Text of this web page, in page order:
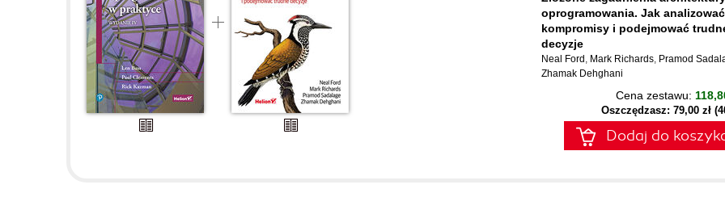
oprogramowania. Jak analizować
kompromisy i podejmować
decyzje
Neal Ford , Mark Richards, Pramod
Zhamak Dehghani
Cena zestawu:
Oszczędzasz: 79,00 zł
Dodaj do